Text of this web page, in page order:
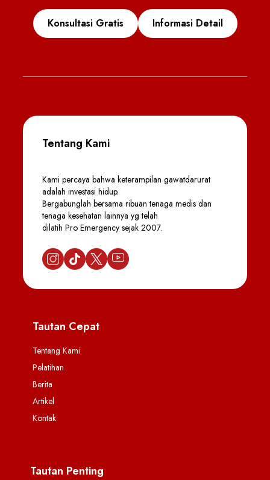
Konsultasi Gratis Informasi Detail
Tentang Kami
Kami percaya bahwa keterampilan gawatdarurat
adalah investasi hidup.
Bergabunglah bersama ribuan tenaga medis dan
tenaga kesehatan lainnya yg telah
dilatih Pro Emergency sejak 2007.
Tautan Cepat
Tentang Kami
Pelatihan
Berita
Artikel
Kontak
Tautan Penting